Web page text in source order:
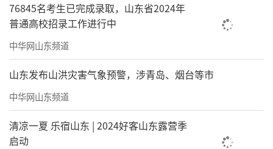
76845名考生已完成录取，山东省2024年
普通高校招录工作进行中
中华网山东频道
山东发布山洪灾害气象预警，涉青岛、烟台等市
中华网山东频道
清凉一夏 乐宿山东 | 2024好客山东露营季
启动